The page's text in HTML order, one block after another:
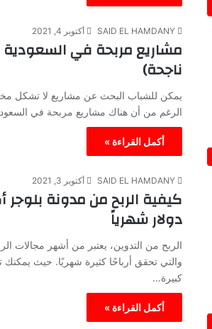
SAID EL HAMDANY أكتوبر 4, 2021
ناجحة)
يمكن للشباب البحث عن مشاريع لا تشكل
الرغم من أن هناك مشاريع مربحة في
أكمل القراءة »
SAID EL HAMDANY أكتوبر 3, 2021
دولار شهرياً
الربح من التدوين، يعتبر من أشهر مجالات
والتي تحقق أرباحًا كثيرة شهريًا. حيث يمكنك
كبيرة…
أكمل القراءة »